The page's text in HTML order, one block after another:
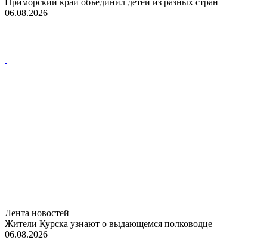
06.08.2026
Лента новостей
Жители Курска узнают о выдающемся полководце
06.08.2026